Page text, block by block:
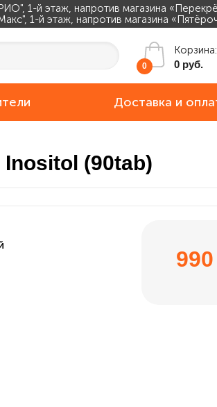
1-й этаж, напротив магазина
1-й этаж, напротив магазина
0
Корзина:
0 руб.
Доставка и
(90tab)
990